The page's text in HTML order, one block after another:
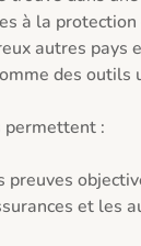
à la
autres pays
des
permettent :
preuves
et les